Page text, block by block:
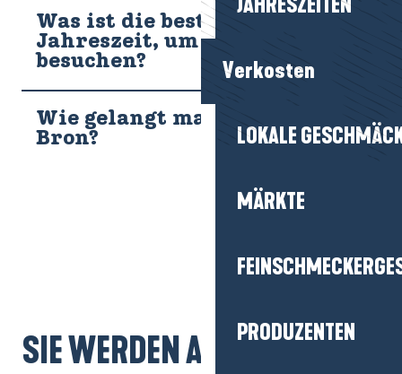
JAHRESZEITEN
Verkosten
LOKALE
MÄRKTE
PRODUZENTEN
Was ist die beste
Jahreszeit, um Pen Bron zu
besuchen?
Wie gelangt man nach Pen
Bron?
SIE WERDEN AUCH MÖGEN...